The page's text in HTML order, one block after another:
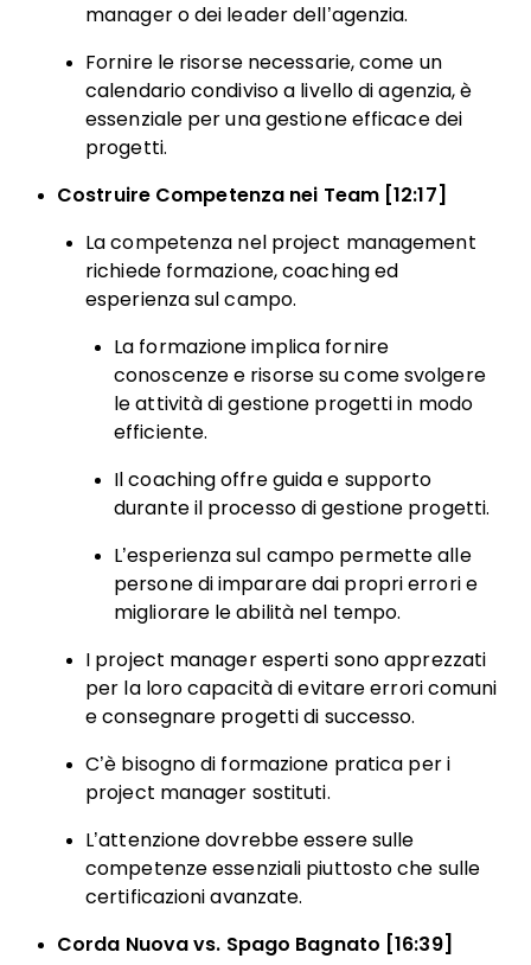
manager o dei leader dell’agenzia.
Fornire le risorse necessarie, come un
calendario condiviso a livello di agenzia, è
essenziale per una gestione efficace dei
progetti.
Costruire Competenza nei Team [12:17]
La competenza nel project management
richiede formazione, coaching ed
esperienza sul campo.
La formazione implica fornire
conoscenze e risorse su come svolgere
le attività di gestione progetti in modo
efficiente.
Il coaching offre guida e supporto
durante il processo di gestione progetti.
L’esperienza sul campo permette alle
persone di imparare dai propri errori e
migliorare le abilità nel tempo.
I project manager esperti sono apprezzati
per la loro capacità di evitare errori comuni
e consegnare progetti di successo.
C’è bisogno di formazione pratica per i
project manager sostituti.
L’attenzione dovrebbe essere sulle
competenze essenziali piuttosto che sulle
certificazioni avanzate.
Corda Nuova vs. Spago Bagnato [16:39]